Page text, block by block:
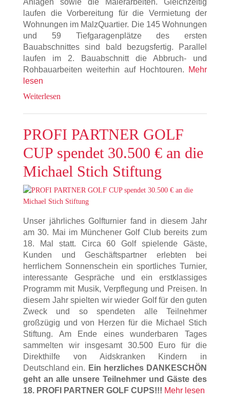
Anlagen sowie die Malerarbeiten. Gleichzeitig
laufen die Vorbereitung für die Vermietung der
Wohnungen im MalzQuartier. Die 145 Wohnungen
und 59 Tiefgaragenplätze des ersten
Bauabschnittes sind bald bezugsfertig. Parallel
laufen im 2. Bauabschnitt die Abbruch- und
Rohbauarbeiten weiterhin auf Hochtouren.
Mehr
lesen
Weiterlesen
PROFI PARTNER GOLF
CUP spendet 30.500 € an die
Michael Stich Stiftung
Unser jährliches Golfturnier fand in diesem Jahr
am 30. Mai im Münchener Golf Club bereits zum
18. Mal statt. Circa 60 Golf spielende Gäste,
Kunden und Geschäftspartner erlebten bei
herrlichem Sonnenschein ein sportliches Turnier,
interessante Gespräche und ein erstklassiges
Programm mit Musik, Verpflegung und Preisen. In
diesem Jahr spielten wir wieder Golf für den guten
Zweck und so spendeten alle Teilnehmer
großzügig und von Herzen für die Michael Stich
Stiftung. Am Ende eines wunderbaren Tages
sammelten wir insgesamt 30.500 Euro für die
Direkthilfe von Aidskranken Kindern in
Deutschland ein. Ein herzliches DANKESCHÖN
geht an alle unsere Teilnehmer und Gäste des
18. PROFI PARTNER GOLF CUPS!!! Mehr lesen